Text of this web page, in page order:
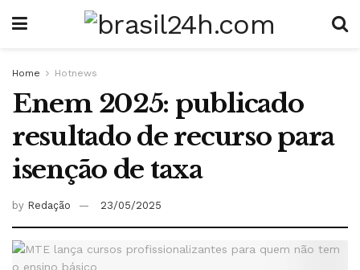
Home Hotnews
Enem 2025: publicado
resultado de recurso para
isenção de taxa
by Redação 23/05/2025